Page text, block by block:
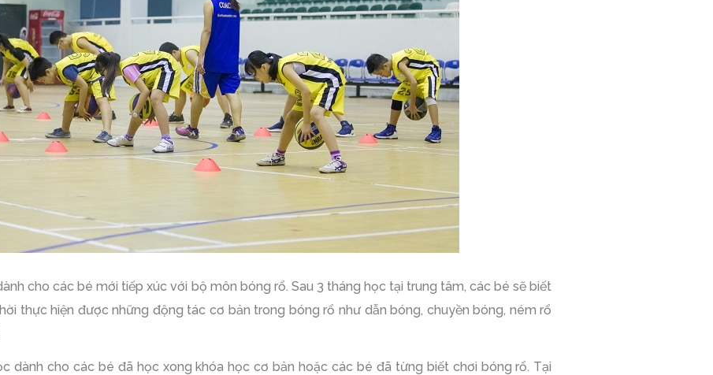
cho các bé mới tiếp xúc với bộ môn bóng rổ. Sau 3 tháng học tại trung tâm, các bé sẽ biết
thực hiện được những động tác cơ bản trong bóng rổ như dẫn bóng, chuyền bóng, ném rổ
dành cho các bé đã học xong khóa học cơ bản hoặc các bé đã từng biết chơi bóng rổ. Tại